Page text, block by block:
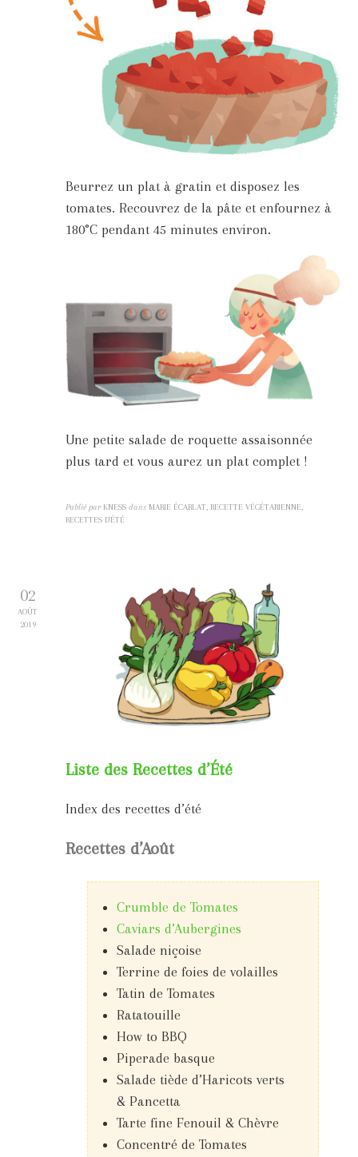
Beurrez un plat à gratin et disposez les
tomates. Recouvrez de la pâte et enfournez à
180°C pendant 45 minutes environ.
Une petite salade de roquette assaisonnée
plus tard et vous aurez un plat complet !
Publié par KNESS dans MARIE ÉCARLAT, RECETTE VÉGÉTARIENNE,
RECETTES D'ÉTÉ
02
AOÛT
2019
Liste des Recettes d’Été
Index des recettes d’été
Recettes d’Août
Crumble de Tomates
Caviars d’Aubergines
Salade niçoise
Terrine de foies de volailles
Tatin de Tomates
Ratatouille
How to BBQ
Piperade basque
Salade tiède d’Haricots verts
& Pancetta
Tarte fine Fenouil & Chèvre
Concentré de Tomates